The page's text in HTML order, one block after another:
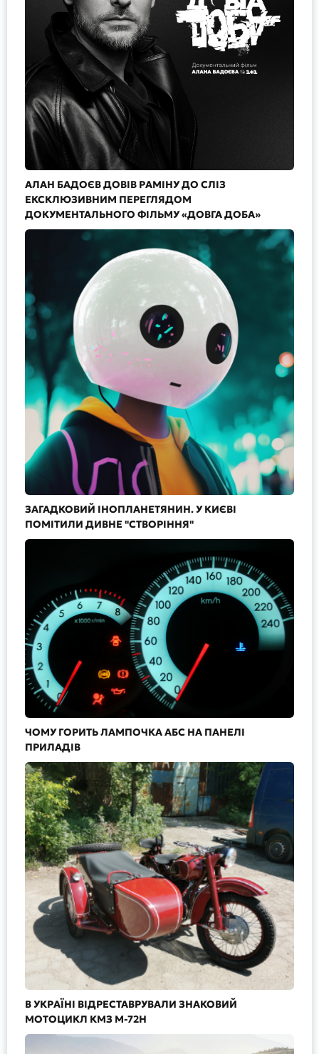
АЛАН БАДОЄВ ДОВІВ РАМІНУ ДО СЛІЗ
ЕКСКЛЮЗИВНИМ ПЕРЕГЛЯДОМ
ДОКУМЕНТАЛЬНОГО ФІЛЬМУ «ДОВГА ДОБА»
ЗАГАДКОВИЙ ІНОПЛАНЕТЯНИН. У КИЄВІ
ПОМІТИЛИ ДИВНЕ "СТВОРІННЯ"
ЧОМУ ГОРИТЬ ЛАМПОЧКА АБС НА ПАНЕЛІ
ПРИЛАДІВ
В УКРАЇНІ ВІДРЕСТАВРУВАЛИ ЗНАКОВИЙ
МОТОЦИКЛ КМЗ М-72Н